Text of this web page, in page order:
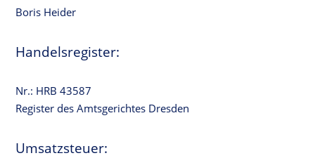
Boris Heider
Handelsregister:
Nr.: HRB 43587
Register des Amtsgerichtes Dresden
Umsatzsteuer: